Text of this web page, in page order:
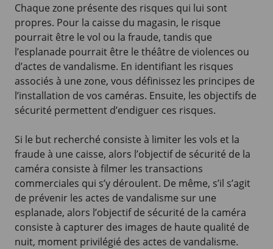
Chaque zone présente des risques qui lui sont
propres. Pour la caisse du magasin, le risque
pourrait être le vol ou la fraude, tandis que
l’esplanade pourrait être le théâtre de violences ou
d’actes de vandalisme. En identifiant les risques
associés à une zone, vous définissez les principes de
l’installation de vos caméras. Ensuite, les objectifs de
sécurité permettent d’endiguer ces risques.
Si le but recherché consiste à limiter les vols et la
fraude à une caisse, alors l’objectif de sécurité de la
caméra consiste à filmer les transactions
commerciales qui s’y déroulent. De même, s’il s’agit
de prévenir les actes de vandalisme sur une
esplanade, alors l’objectif de sécurité de la caméra
consiste à capturer des images de haute qualité de
nuit, moment privilégié des actes de vandalisme.